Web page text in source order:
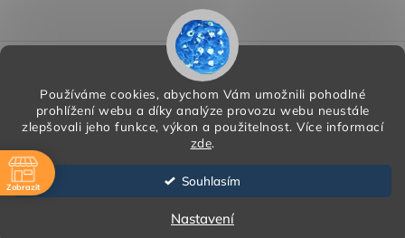
Používáme cookies, abychom Vám umožnili pohodlné
prohlížení webu a díky analýze provozu webu neustále
zlepšovali jeho funkce, výkon a použitelnost. Více informací
zde.
Souhlasím
Nastavení
Reklamace a vracení zboží
Podmínky ochrany osobních údajů
Copyright 2026 HORA PP s.r.o.
Shoptet | Design
Zobrazit